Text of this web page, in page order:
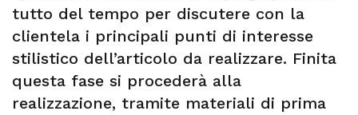
tutto del tempo per discutere con la
clientela i principali punti di interesse
stilistico dell’articolo da realizzare. Finita
questa fase si procederà alla
realizzazione, tramite materiali di prima